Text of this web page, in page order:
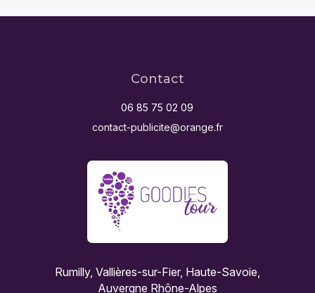
Contact
06 85 75 02 09
contact-publicite@orange.fr
Rumilly, Vallières-sur-Fier, Haute-Savoie,
Auvergne Rhône-Alpes